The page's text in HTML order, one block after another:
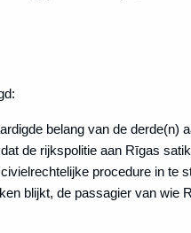
belang van de derde(n)
de rijkspolitie aan Rīgas
procedure in te
blijkt, de passagier van wie